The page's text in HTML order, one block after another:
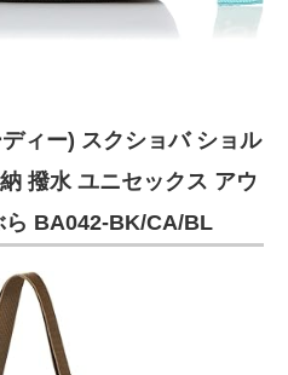
ィー) スクショバ ショル
撥水 ユニセックス アウ
ら BA042-BK/CA/BL